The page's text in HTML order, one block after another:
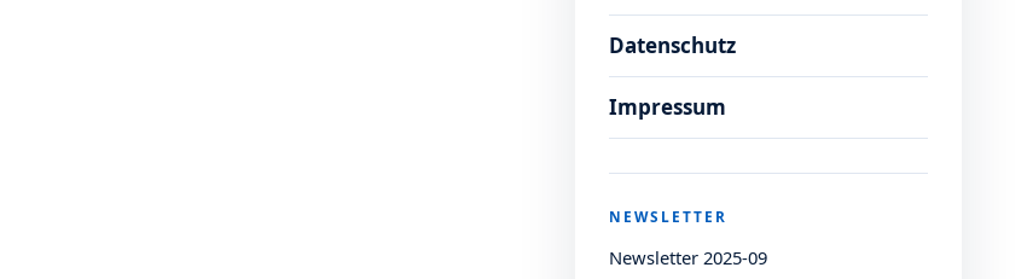
Datenschutz
Impressum
NEWSLETTER
Newsletter 2025-09